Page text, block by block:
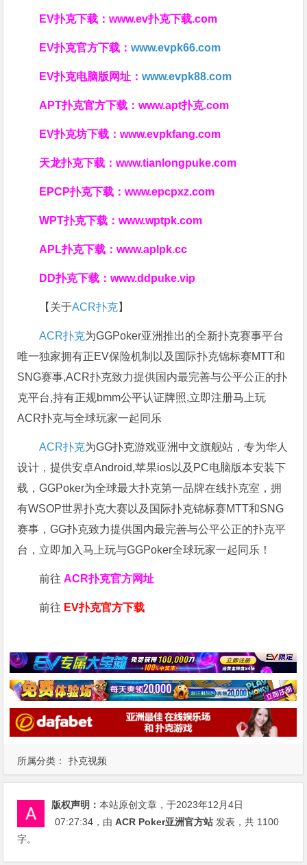
所属分类： 扑克视频
EV扑克下载：www.ev扑克下载.com
EV扑克官方下载：www.evpk66.com
EV扑克电脑版网址：www.evpk88.com
APT扑克官方下载：www.apt扑克.com
EV扑克坊下载：www.evpkfang.com
天龙扑克下载：www.tianlongpuke.com
EPCP扑克下载：www.epcpxz.com
WPT扑克下载：www.wptpk.com
APL扑克下载：www.aplpk.cc
DD扑克下载：www.ddpuke.vip
【关于ACR扑克】
ACR扑克为GGPoker亚洲推出的全新扑克赛事平台
唯一独家拥有正EV保险机制以及国际扑克锦标赛MTT和
SNG赛事,ACR扑克致力提供国内最完善与公平公正的扑
克平台,持有正规bmm公平认证牌照,立即注册马上玩
ACR扑克与全球玩家一起同乐
ACR扑克为GG扑克游戏亚洲中文旗舰站，专为华人
设计，提供安卓Android,苹果ios以及PC电脑版本安装下
载，GGPoker为全球最大扑克第一品牌在线扑克室，拥
有WSOP世界扑克大赛以及国际扑克锦标赛MTT和SNG
赛事，GG扑克致力提供国内最完善与公平公正的扑克平
台，立即加入马上玩与GGPoker全球玩家一起同乐！
前往ACR扑克官方网址
前往 EV扑克官方下载
版权声明：本站原创文章，于2023年12月4日
07:27:34 ，由ACR Poker亚洲官方站 发表，共 1100
字。